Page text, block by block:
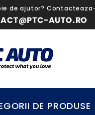
de ajutor?
AUTO.RO
DE PRODUSE